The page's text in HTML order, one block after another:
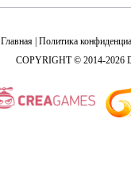
Главная Политика
COPYRIGHT © 2014-2026